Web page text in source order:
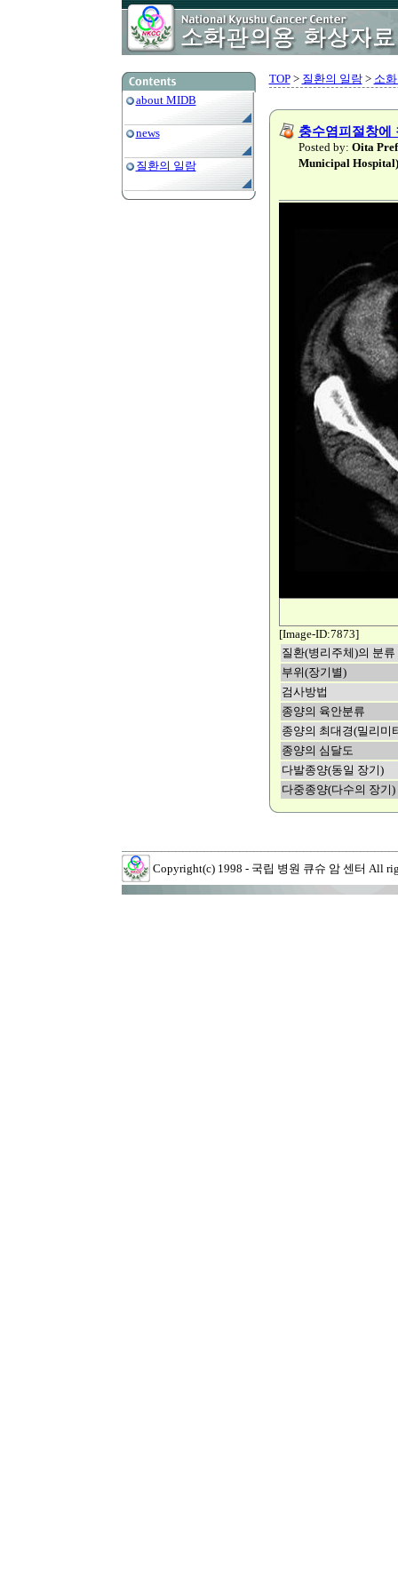
about MIDB
news
질환의 일람
TOP> 질환의 일람> 소
충수염피절창에
Posted by: Oita
Municipal Hospital)
[Image-ID:7873]
질환(병리주체)의 분류
부위(장기별)
검사방법
종양의 육안분류
종양의 최대경(밀리미
종양의 심달도
다발종양(동일 장기)
다중종양(다수의 장기)
Copyright(c) 1998 - 국립 병원 큐슈 암 센터 All